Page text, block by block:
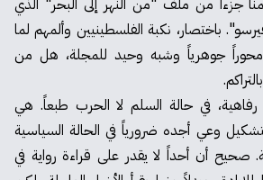
جزءاً من ملف "من النهر إلى البحر" الذي
باختصار، نكبة الفلسطينيين وألمهم لما
جوهرياً وشبه وحيد للمجلة، هل من
في حالة السلم لا الحرب طبعاً. هي
وعي أجده ضرورياً في الحالة السياسية
صحيح أن أحداً لا يقدر على قراءة رواية في